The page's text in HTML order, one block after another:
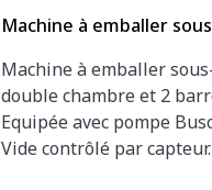
Machine à emballer
Machine à emballer
double chambre et 2
Equipée avec pompe
Vide contrôlé par capteur.